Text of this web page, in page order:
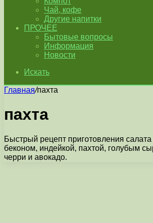
Чай, кофе
Другие напитки
ПРОЧЕЕ
Бытовые вопросы
Информация
Новости
Искать
Главная/пахта
пахта
Быстрый рецепт приготовления
беконом, индейкой, пахтой, голубым
черри и авокадо.